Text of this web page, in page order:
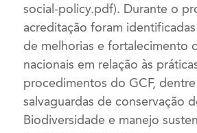
social-policy.pdf). Durante o
acreditação foram
de melhorias e fortalecimento
nacionais em relação às
procedimentos do GCF, dentre
salvaguardas de conservação
Biodiversidade e manejo